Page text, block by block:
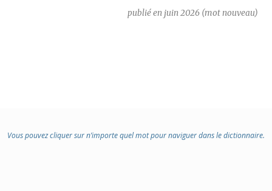
publié en juin 2026 (mot nouveau)
Vous pouvez cliquer sur n’importe quel mot pour naviguer dans le dictionnaire.